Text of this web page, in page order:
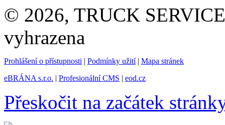
© 2026, TRUCK
vyhrazena
Prohlášení o přístupnosti | Podmínky užití| Mapa stránek
eBRÁNA s.r.o. | Profesionální CMS | eod.cz
Přeskočit na začátek